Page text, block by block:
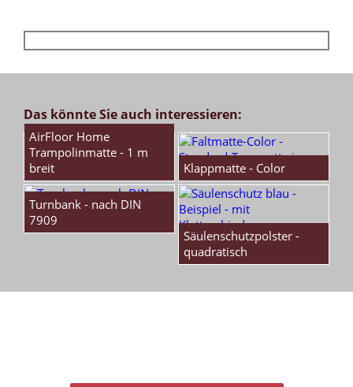
Das könnte Sie auch interessieren:
AirFloor Home
Trampolinmatte - 1 m
breit
Klappmatte - Color
Turnbank - nach DIN
7909
Säulenschutzpolster -
quadratisch